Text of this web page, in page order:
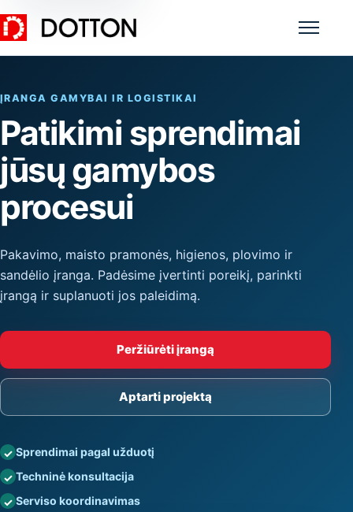
ĮRANGA GAMYBAI IR LOGISTIKAI
Patikimi sprendimai
jūsų gamybos
procesui
Pakavimo, maisto pramonės, higienos, plovimo ir
sandėlio įranga. Padėsime įvertinti poreikį, parinkti
įrangą ir suplanuoti jos paleidimą.
Peržiūrėti įrangą
Aptarti projektą
Sprendimai pagal užduotį
Techninė konsultacija
Serviso koordinavimas